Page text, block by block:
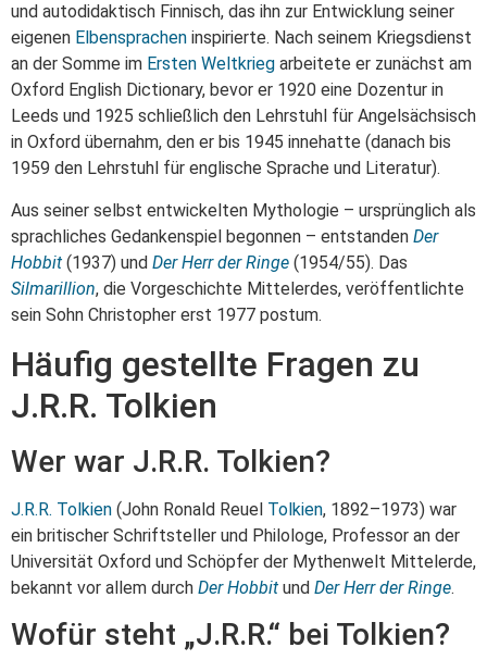
und autodidaktisch Finnisch, das ihn zur Entwicklung seiner
eigenen Elbensprachen inspirierte. Nach seinem Kriegsdienst
an der Somme im Ersten Weltkrieg arbeitete er zunächst am
Oxford English Dictionary, bevor er 1920 eine Dozentur in
Leeds und 1925 schließlich den Lehrstuhl für Angelsächsisch
in Oxford übernahm, den er bis 1945 innehatte (danach bis
1959 den Lehrstuhl für englische Sprache und Literatur).
Aus seiner selbst entwickelten Mythologie – ursprünglich als
sprachliches Gedankenspiel begonnen – entstanden Der
Hobbit (1937) und Der Herr der Ringe (1954/55). Das
Silmarillion, die Vorgeschichte Mittelerdes, veröffentlichte
sein Sohn Christopher erst 1977 postum.
Häufig gestellte Fragen zu
J.R.R. Tolkien
Wer war J.R.R. Tolkien?
J.R.R. Tolkien (John Ronald Reuel Tolkien, 1892–1973) war
ein britischer Schriftsteller und Philologe, Professor an der
Universität Oxford und Schöpfer der Mythenwelt Mittelerde,
bekannt vor allem durch Der Hobbit und Der Herr der Ringe.
Wofür steht „J.R.R.“ bei Tolkien?